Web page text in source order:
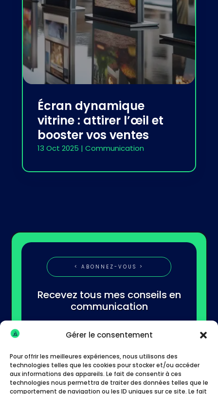
Gérer le consentement
Pour offrir les meilleures expériences, nous utilisons des
technologies telles que les cookies pour stocker et/ou accéder
aux informations des appareils. Le fait de consentir à ces
technologies nous permettra de traiter des données telles que le
comportement de navigation ou les ID uniques sur ce site. Le fait
Écran dynamique
vitrine : attirer l’œil et
booster vos ventes
13 Oct 2025 | Communication
< ABONNEZ-VOUS >
Recevez tous mes conseils en
communication
S'abonner